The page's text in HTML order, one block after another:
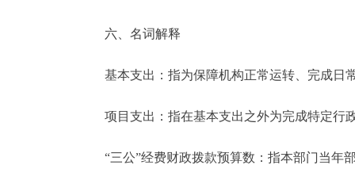
六、名词解释
基本支出：指为保障机构正常运转、完成日
项目支出：指在基本支出之外为完成特定行
“三公”经费财政拨款预算数：指本部门当年部